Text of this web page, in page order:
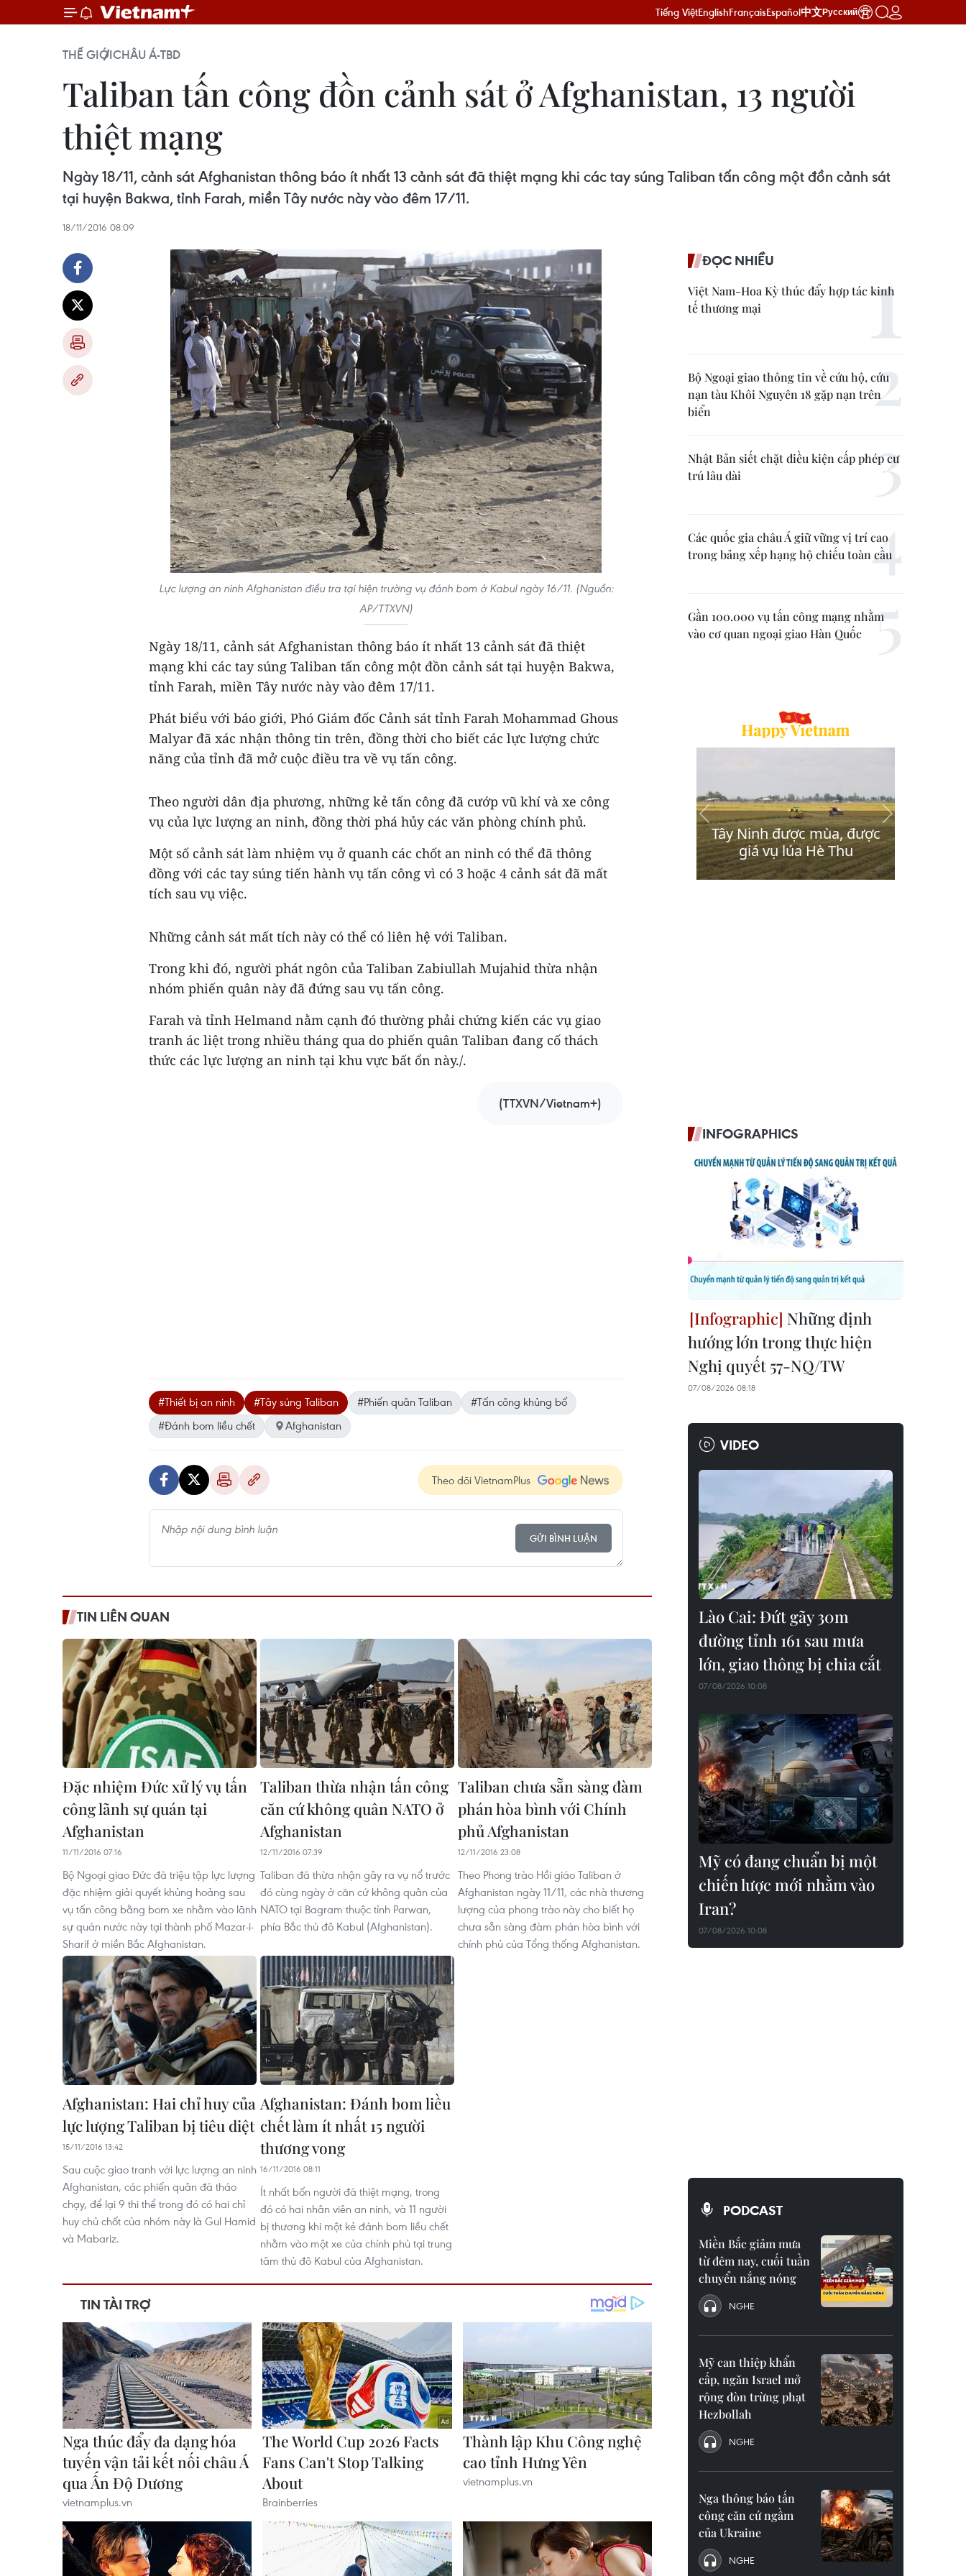
Tiếng ViệtEnglishFrançaisEspañol中文Русский
THẾ GIỚICHÂU Á-TBD
Taliban tấn công đồn cảnh sát ở Afghanistan, 13 người
thiệt mạng
Ngày 18/11, cảnh sát Afghanistan thông báo ít nhất 13 cảnh sát đã thiệt mạng khi các tay súng Taliban tấn công một đồn cảnh sát
tại huyện Bakwa, tỉnh Farah, miền Tây nước này vào đêm 17/11.
18/11/2016 08:09
Lực lượng an ninh Afghanistan điều tra tại hiện trường vụ đánh bom ở Kabul ngày 16/11. (Nguồn:
AP/TTXVN)
Ngày 18/11, cảnh sát Afghanistan thông báo ít nhất 13 cảnh sát đã thiệt
mạng khi các tay súng Taliban tấn công một đồn cảnh sát tại huyện Bakwa,
tỉnh Farah, miền Tây nước này vào đêm 17/11.
Phát biểu với báo giới, Phó Giám đốc Cảnh sát tỉnh Farah Mohammad Ghous
Malyar đã xác nhận thông tin trên, đồng thời cho biết các lực lượng chức
năng của tỉnh đã mở cuộc điều tra về vụ tấn công.
Theo người dân địa phương, những kẻ tấn công đã cướp vũ khí và xe công
vụ của lực lượng an ninh, đồng thời phá hủy các văn phòng chính phủ.
Một số cảnh sát làm nhiệm vụ ở quanh các chốt an ninh có thể đã thông
đồng với các tay súng tiến hành vụ tấn công vì có 3 hoặc 4 cảnh sát đã mất
tích sau vụ việc.
Những cảnh sát mất tích này có thể có liên hệ với Taliban.
Trong khi đó, người phát ngôn của Taliban Zabiullah Mujahid thừa nhận
nhóm phiến quân này đã đứng sau vụ tấn công.
Farah và tỉnh Helmand nằm cạnh đó thường phải chứng kiến các vụ giao
tranh ác liệt trong nhiều tháng qua do phiến quân Taliban đang cố thách
thức các lực lượng an ninh tại khu vực bất ổn này./.
(TTXVN/Vietnam+)
#Thiết bị an ninh #Tây súng Taliban #Phiến quân Taliban
#Tấn công khủng bố
#Đánh bom liều chết
Afghanistan
Theo dõi VietnamPlus
GỬI BÌNH LUẬN
TIN LIÊN QUAN
Đặc nhiệm Đức xử lý vụ tấn
công lãnh sự quán tại
Afghanistan
11/11/2016 07:16
Bộ Ngoại giao Đức đã triệu tập lực lượng
đặc nhiệm giải quyết khủng hoảng sau
vụ tấn công bằng bom xe nhằm vào lãnh
sự quán nước này tại thành phố Mazar-i-
Sharif ở miền Bắc Afghanistan.
Taliban thừa nhận tấn công
căn cứ không quân NATO ở
Afghanistan
12/11/2016 07:39
Taliban đã thừa nhận gây ra vụ nổ trước
đó cùng ngày ở căn cứ không quân của
NATO tại Bagram thuộc tỉnh Parwan,
phía Bắc thủ đô Kabul (Afghanistan).
Taliban chưa sẵn sàng đàm
phán hòa bình với Chính
phủ Afghanistan
12/11/2016 23:08
Theo Phong trào Hồi giáo Taliban ở
Afghanistan ngày 11/11, các nhà thương
lượng của phong trào này cho biết họ
chưa sẵn sàng đàm phán hòa bình với
chính phủ của Tổng thống Afghanistan.
Afghanistan: Hai chỉ huy của
lực lượng Taliban bị tiêu diệt
15/11/2016 13:42
Sau cuộc giao tranh với lực lượng an ninh
Afghanistan, các phiến quân đã tháo
chạy, để lại 9 thi thể trong đó có ​hai chỉ
huy chủ chốt của nhóm này là Gul Hamid
và Mabariz.
Afghanistan: Đánh bom liều
chết làm ít nhất 15 người
thương vong
16/11/2016 08:11
Ít nhất bốn người đã thiệt mạng, trong
đó có hai nhân viên an ninh, và 11 người
bị thương khi một kẻ đánh bom liều chết
nhằm vào một xe của chính phủ tại trung
tâm thủ đô Kabul của Afghanistan.
ĐỌC NHIỀU
Việt Nam-Hoa Kỳ thúc đẩy hợp tác kinh
tế thương mại
Bộ Ngoại giao thông tin về cứu hộ, cứu
nạn tàu Khôi Nguyên 18 gặp nạn trên
biển
Nhật Bản siết chặt điều kiện cấp phép cư
trú lâu dài
Các quốc gia châu Á giữ vững vị trí cao
trong bảng xếp hạng hộ chiếu toàn cầu
Gần 100.000 vụ tấn công mạng nhằm
vào cơ quan ngoại giao Hàn Quốc
INFOGRAPHICS
Những định
hướng lớn trong thực hiện
Nghị quyết 57-NQ/TW
07/08/2026 08:18
VIDEO
Lào Cai: Đứt gãy 30m
đường tỉnh 161 sau mưa
lớn, giao thông bị chia cắt
07/08/2026 10:08
Mỹ có đang chuẩn bị một
chiến lược mới nhằm vào
Iran?
07/08/2026 10:08
PODCAST
Miền Bắc giảm mưa
từ đêm nay, cuối tuần
chuyển nắng nóng
NGHE
Mỹ can thiệp khẩn
cấp, ngăn Israel mở
rộng đòn trừng phạt
Hezbollah
NGHE
Nga thông báo tấn
công căn cứ ngầm
của Ukraine
NGHE